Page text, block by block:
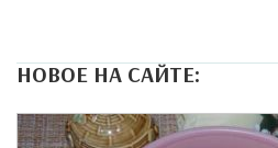
НОВОЕ НА САЙТЕ: